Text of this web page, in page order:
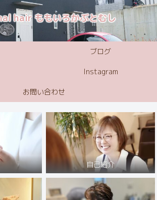
hair ももいろかぶとむし
ブログ
Instagram
お問い合わせ
自己紹介